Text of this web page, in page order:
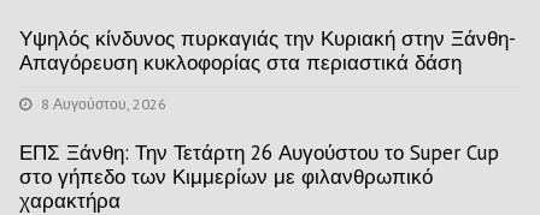
Υψηλός κίνδυνος πυρκαγιάς την Κυριακή στην Ξάνθη-
Απαγόρευση κυκλοφορίας στα περιαστικά δάση
8 Αυγούστου, 2026
ΕΠΣ Ξάνθη: Την Τετάρτη 26 Αυγούστου το Super Cup
στο γήπεδο των Κιμμερίων με φιλανθρωπικό
χαρακτήρα